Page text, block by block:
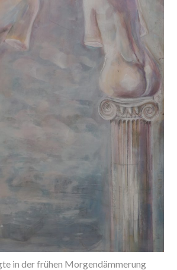
in der frühen Morgendämmerung